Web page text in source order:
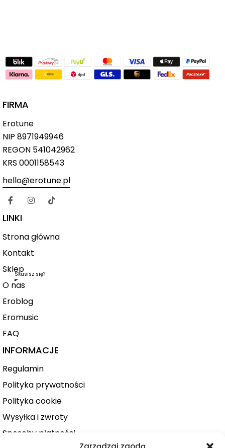
FIRMA
Erotune
NIP 8971949946
REGON 541042962
KRS 0001158543
hello@erotune.pl
LINKI
Strona główna
Kontakt
Sklep
O nas
Skusisz się?
Eroblog
Eromusic
FAQ
INFORMACJE
Regulamin
Polityka prywatności
Polityka cookie
Wysyłka i zwroty
Sposoby płatności